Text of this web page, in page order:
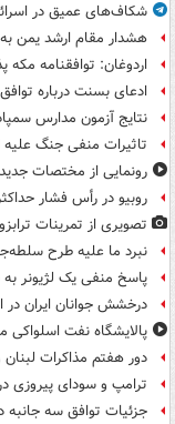
شکاف‌های عمیق در
هشدار مقام ارشد یمن
اردوغان: توافقنامه
ادعای بسنت درباره توافق
نتایج آزمون مدارس
تاثیرات منفی جنگ علیه
رونمایی از مختصات
روبیو در رأس فشار
تصویری از تمرینات
نبرد ما علیه طرح
پاسخ منفی یک لژیونر
درخشش جوانان ایران
پالایشگاه نفت
دور هفتم مذاکرات
ترامپ و سودای پیروزی
جزئیات توافق سه جانبه